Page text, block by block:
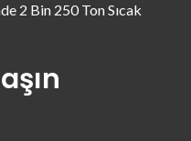
2 Bin 250 Ton Sıcak